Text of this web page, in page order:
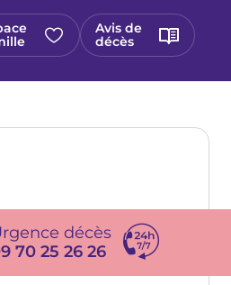
Avis de
décès
décès
70 25 26 26